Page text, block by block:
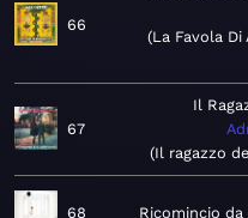
66
La Favola Di
67
Il
Il ragazzo
68 Ricomincio da